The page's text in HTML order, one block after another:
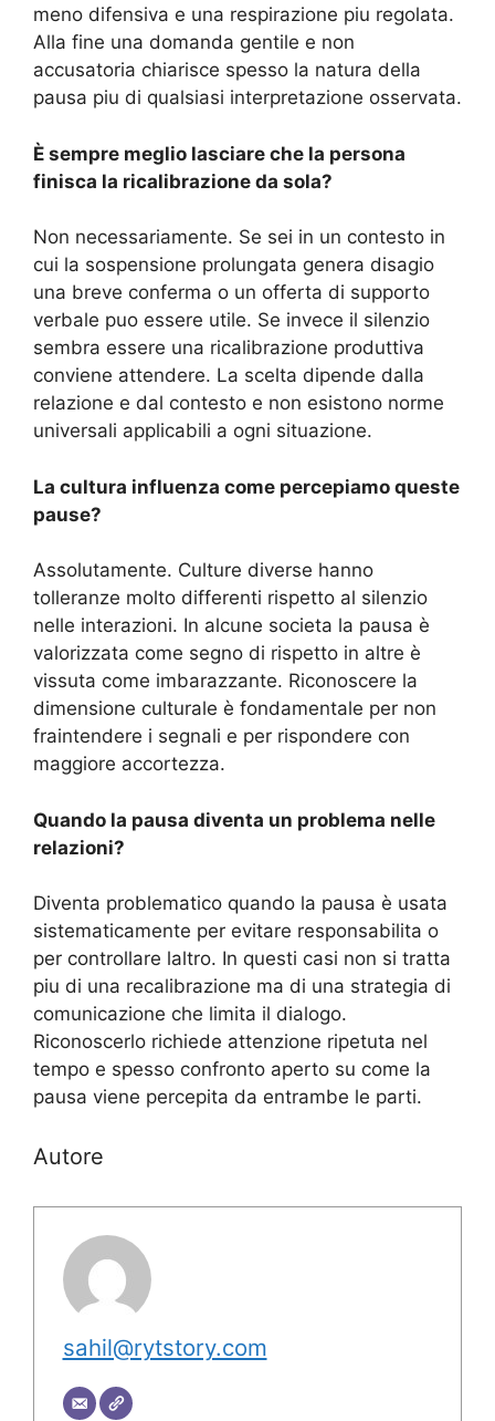
meno difensiva e una respirazione piu regolata.
Alla fine una domanda gentile e non
accusatoria chiarisce spesso la natura della
pausa piu di qualsiasi interpretazione osservata.
È sempre meglio lasciare che la persona
finisca la ricalibrazione da sola?
Non necessariamente. Se sei in un contesto in
cui la sospensione prolungata genera disagio
una breve conferma o un offerta di supporto
verbale puo essere utile. Se invece il silenzio
sembra essere una ricalibrazione produttiva
conviene attendere. La scelta dipende dalla
relazione e dal contesto e non esistono norme
universali applicabili a ogni situazione.
La cultura influenza come percepiamo queste
pause?
Assolutamente. Culture diverse hanno
tolleranze molto differenti rispetto al silenzio
nelle interazioni. In alcune societa la pausa è
valorizzata come segno di rispetto in altre è
vissuta come imbarazzante. Riconoscere la
dimensione culturale è fondamentale per non
fraintendere i segnali e per rispondere con
maggiore accortezza.
Quando la pausa diventa un problema nelle
relazioni?
Diventa problematico quando la pausa è usata
sistematicamente per evitare responsabilita o
per controllare laltro. In questi casi non si tratta
piu di una recalibrazione ma di una strategia di
comunicazione che limita il dialogo.
Riconoscerlo richiede attenzione ripetuta nel
tempo e spesso confronto aperto su come la
pausa viene percepita da entrambe le parti.
Autore
sahil@rytstory.com